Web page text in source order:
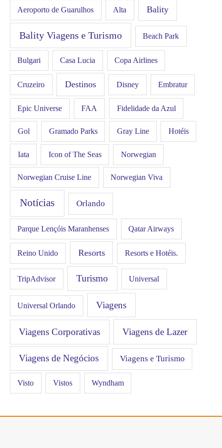
Aeroporto de Guarulhos Alta Bality
Bality Viagens e Turismo Beach Park
Bulgari Casa Lucia Copa Airlines
Cruzeiro Destinos Disney Embratur
Epic Universe FAA Fidelidade da Azul
Gol Gramado Parks Gray Line Hotéis
Iata Icon of The Seas Norwegian
Norwegian Cruise Line Norwegian Viva
Notícias Orlando
Parque Lençóis Maranhenses Qatar Airways
Reino Unido Resorts Resorts e Hotéis.
TripAdvisor Turismo Universal
Universal Orlando Viagens
Viagens Corporativas Viagens de Lazer
Viagens de Negócios Viagens e Turismo
Visto Vistos Wyndham